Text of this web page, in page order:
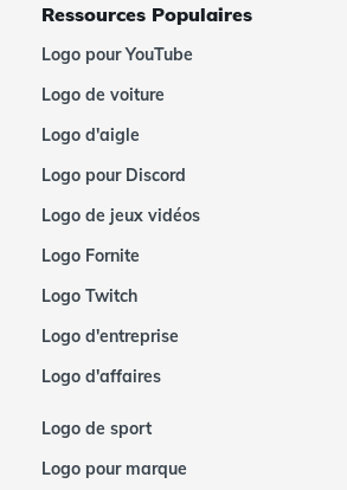
Ressources Populaires
Logo pour YouTube
Logo de voiture
Logo d'aigle
Logo pour Discord
Logo de jeux vidéos
Logo Fornite
Logo Twitch
Logo d'entreprise
Logo d'affaires
Logo de sport
Logo pour marque